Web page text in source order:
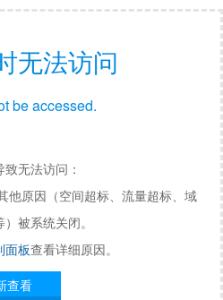
无法访问
be accessed.
无法访问：
他原因（空间超标、流量超标、域
被系统关闭。
面板查看详细原因。
查看